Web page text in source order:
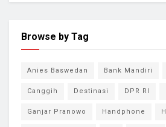
Browse by Tag
Anies Baswedan Bank Mandiri
Canggih Destinasi DPR RI
Ganjar Pranowo Handphone